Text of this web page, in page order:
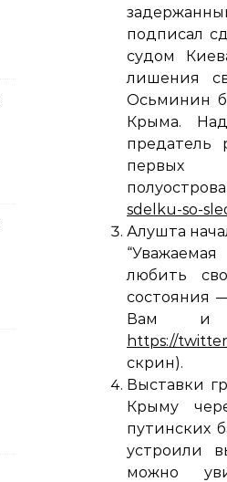
подписал
судом
лишения
Осьминин
Крыма.
предатель
sdelku-so-
Алушта
любить
состояния
Вам и
https://
скрин).
Выставки
Крыму
путинских
устроили
можно